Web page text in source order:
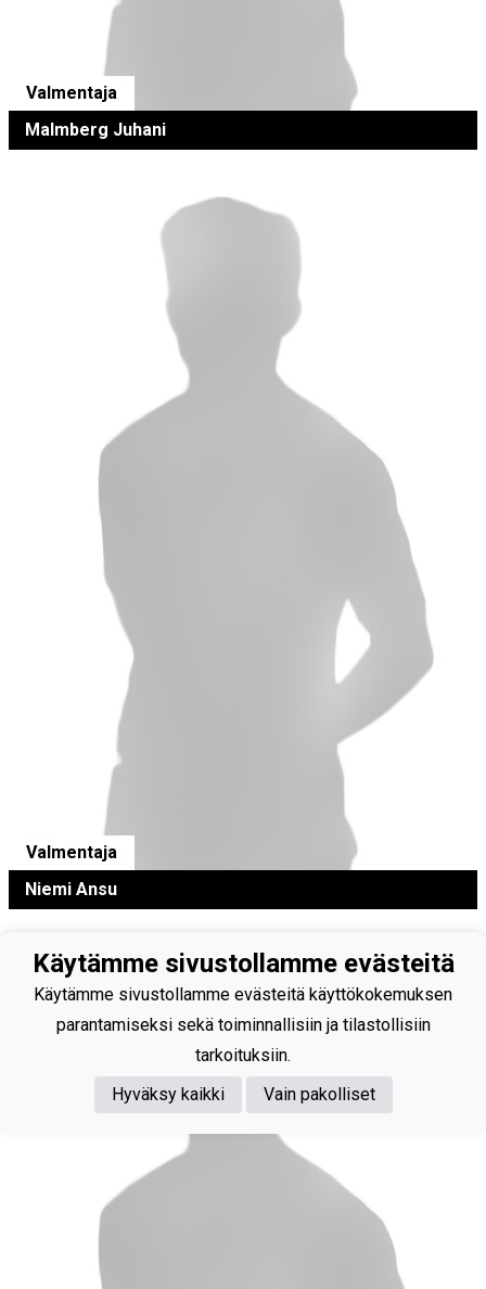
Valmentaja
Malmberg Juhani
Valmentaja
Niemi Ansu
Käytämme sivustollamme evästeitä
Käytämme sivustollamme evästeitä käyttökokemuksen
parantamiseksi sekä toiminnallisiin ja tilastollisiin
tarkoituksiin.
Hyväksy kaikki
Vain pakolliset